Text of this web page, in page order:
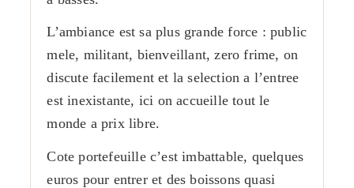
L’ambiance est sa plus grande force : public
mele, militant, bienveillant, zero frime, on
discute facilement et la selection a l’entree
est inexistante, ici on accueille tout le
monde a prix libre.
Cote portefeuille c’est imbattable, quelques
euros pour entrer et des boissons quasi